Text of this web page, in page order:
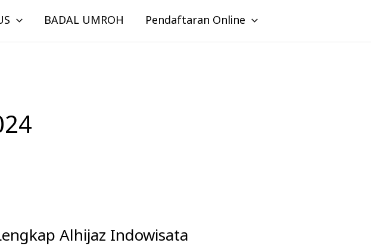
BADAL UMROH Pendaftaran Online
Alhijaz Indowisata